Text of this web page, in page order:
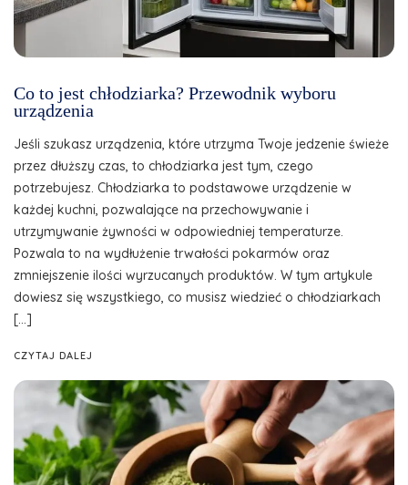
Co to jest chłodziarka? Przewodnik wyboru
urządzenia
Jeśli szukasz urządzenia, które utrzyma Twoje jedzenie świeże
przez dłuższy czas, to chłodziarka jest tym, czego
potrzebujesz. Chłodziarka to podstawowe urządzenie w
każdej kuchni, pozwalające na przechowywanie i
utrzymywanie żywności w odpowiedniej temperaturze.
Pozwala to na wydłużenie trwałości pokarmów oraz
zmniejszenie ilości wyrzucanych produktów. W tym artykule
dowiesz się wszystkiego, co musisz wiedzieć o chłodziarkach
[…]
CZYTAJ DALEJ